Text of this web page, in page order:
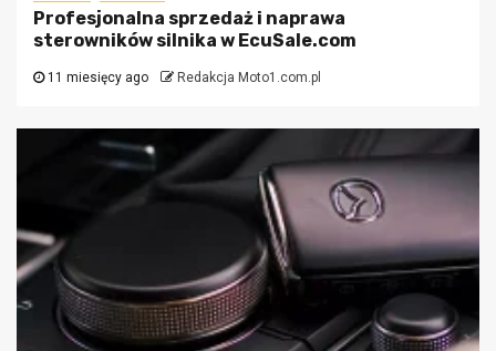
Profesjonalna sprzedaż i naprawa
sterowników silnika w EcuSale.com
11 miesięcy ago Redakcja Moto1.com.pl